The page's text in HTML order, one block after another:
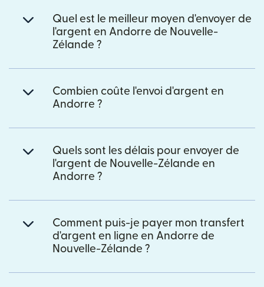
Quel est le meilleur moyen d'envoyer de
l'argent en Andorre de Nouvelle-
Zélande ?
Combien coûte l'envoi d'argent en
Andorre ?
Quels sont les délais pour envoyer de
l'argent de Nouvelle-Zélande en
Andorre ?
Comment puis-je payer mon transfert
d'argent en ligne en Andorre de
Nouvelle-Zélande ?